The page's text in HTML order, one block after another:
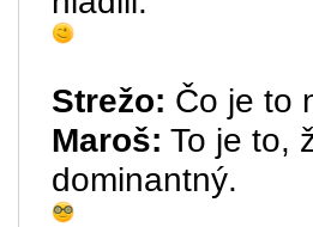
Strežo: Čo je to
Maroš: To je to,
dominantný.